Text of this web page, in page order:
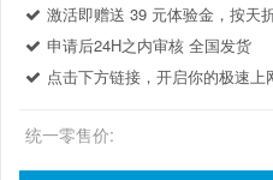
免费申请：
直达
如果还想
激活即赠送 39 元体验金，按天
申请后24H之内审核 全国发货
点击下方链接，开启你的极速上
统一零售价: